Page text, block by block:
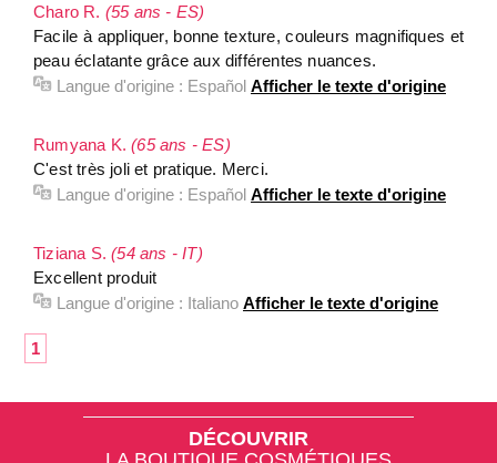
Charo R. (55 ans - ES)
Facile à appliquer, bonne texture, couleurs magnifiques et
peau éclatante grâce aux différentes nuances.
Langue d'origine : Español Afficher le texte d'origine
Rumyana K.(65 ans - ES)
C'est très joli et pratique. Merci.
Langue d'origine : Español Afficher le texte d'origine
Tiziana S.(54 ans - IT)
Excellent produit
Langue d'origine : Italiano Afficher le texte d'origine
1
DÉCOUVRIR